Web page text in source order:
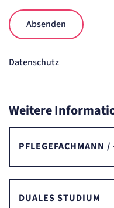
Absenden
Datenschutz
Weitere
PFLEGEFACHMANN /
DUALES STUDIUM